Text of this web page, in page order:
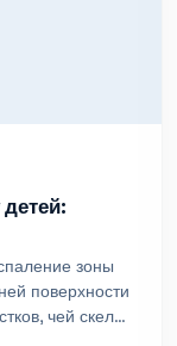
зоны
поверхности
чей скелет